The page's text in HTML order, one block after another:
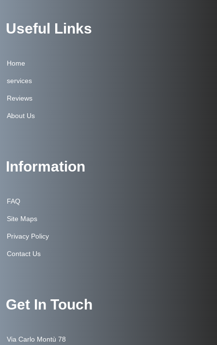
Useful Links
Home
services
Reviews
About Us
Information
FAQ
Site Maps
Privacy Policy
Contact Us
Get In Touch
Via Carlo Montù 78